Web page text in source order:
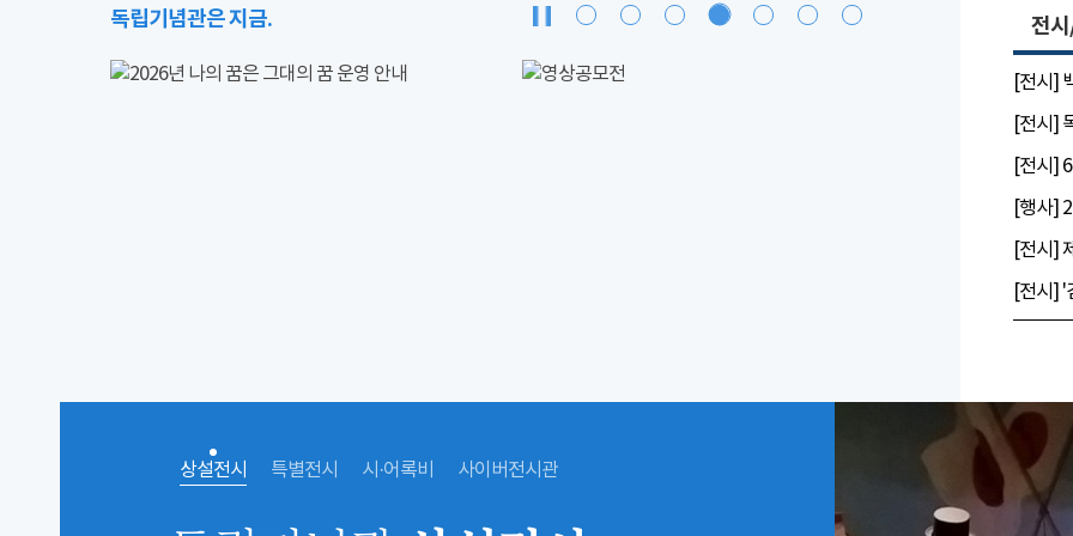
독립기념관은 지금. 전
[전시]
[전시]
상설전시 특별전시 시·어록비 사이버전시관